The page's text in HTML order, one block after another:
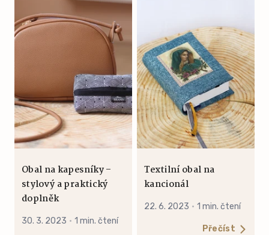
Obal na kapesníky –
stylový a praktický
doplněk
30. 3. 2023 · 1 min. čtení
Textilní obal na
kancionál
22. 6. 2023 · 1 min. čtení
Přečíst